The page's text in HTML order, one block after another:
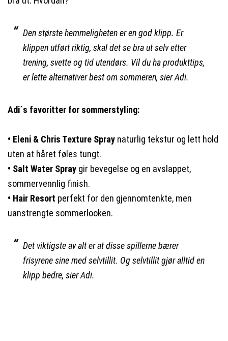
Den største hemmeligheten er en god klipp. Er
klippen utført riktig, skal det se bra ut selv etter
trening, svette og tid utendørs. Vil du ha produkttips,
er lette alternativer best om sommeren, sier Adi.
Adi´s favoritter for sommerstyling:
• Eleni & Chris Texture Spray naturlig tekstur og lett hold
uten at håret føles tungt.
• Salt Water Spray gir bevegelse og en avslappet,
sommervennlig finish.
• Hair Resort perfekt for den gjennomtenkte, men
uanstrengte sommerlooken.
Det viktigste av alt er at disse spillerne bærer
frisyrene sine med selvtillit. Og selvtillit gjør alltid en
klipp bedre, sier Adi.